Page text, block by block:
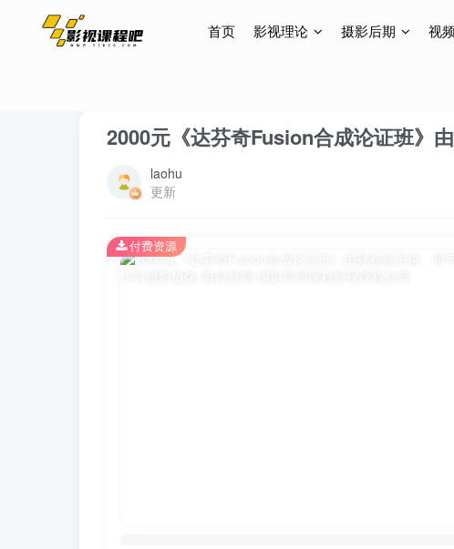
首页 影视理论 摄影后期 视
2000元《达芬奇Fusion合成论证班》
laohu
更新
付费资源